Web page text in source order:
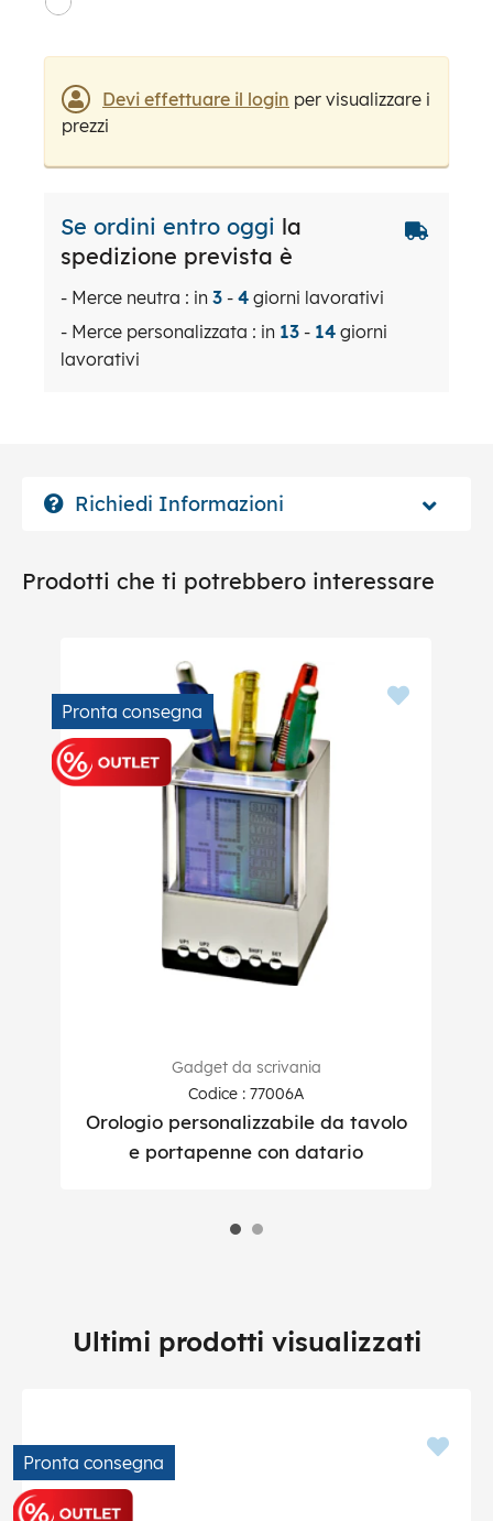
Devi effettuare il login per visualizzare i
prezzi
Se ordini entro oggi la
spedizione prevista è
- Merce neutra : in 3 - 4 giorni lavorativi
- Merce personalizzata : in 13 - 14 giorni
lavorativi
Richiedi Informazioni
Prodotti che ti potrebbero interessare
Pronta consegna
Gadget da scrivania
Codice : 77006A
Orologio personalizzabile da tavolo
e portapenne con datario
Ultimi prodotti visualizzati
Pronta consegna